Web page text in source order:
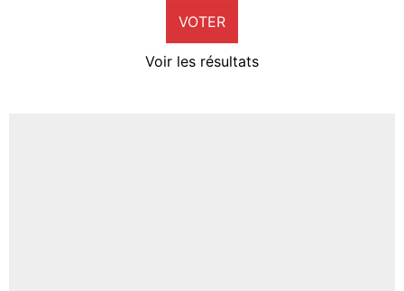
VOTER
Voir les résultats